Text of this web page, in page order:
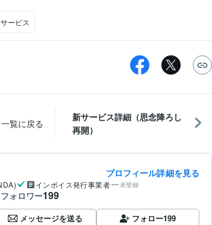
ービス
一覧に戻る
新サービス詳細（思念降ろし
再開）
プロフィール詳細を見る
インボイス発行事業者 未登録
フォロワー199
メッセージを送る フォロー199